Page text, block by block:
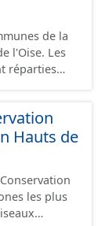
de la
l'Oise. Les
réparties
- Secteurs :
naturels
sur les
etc.
(haie
Hauts de
les plus